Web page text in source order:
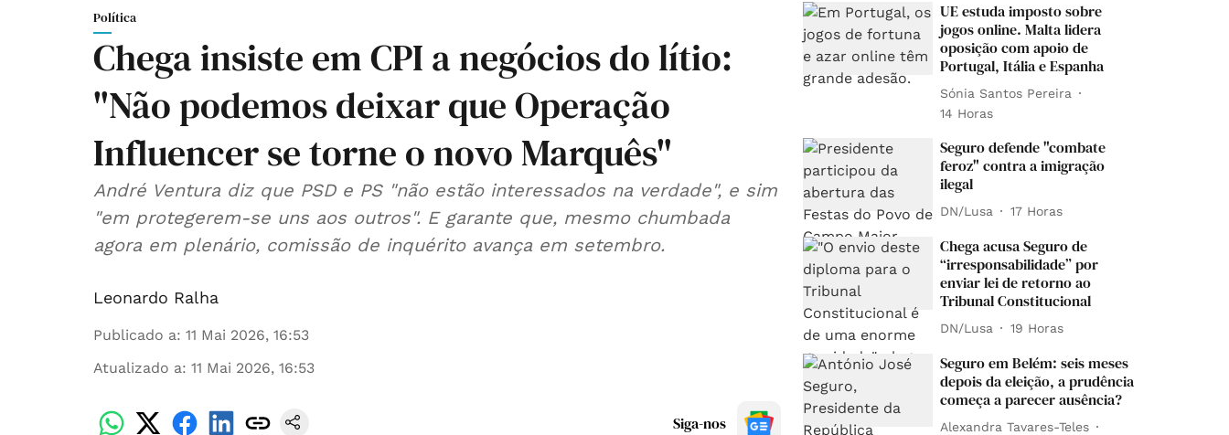
Política
Chega insiste em CPI a negócios do lítio:
"Não podemos deixar que Operação
Influencer se torne o novo Marquês"
André Ventura diz que PSD e PS "não estão interessados na verdade", e sim
"em protegerem-se uns aos outros". E garante que, mesmo chumbada
agora em plenário, comissão de inquérito avança em setembro.
Leonardo Ralha
Publicado a: 11 Mai 2026, 16:53
Atualizado a: 11 Mai 2026, 16:53
Siga-nos
UE estuda imposto sobre
jogos online. Malta lidera
oposição com apoio de
Portugal, Itália e Espanha
Sónia Santos Pereira
14 Horas
Seguro defende "combate
feroz" contra a imigração
ilegal
DN/Lusa 17 Horas
Chega acusa Seguro de
“irresponsabilidade” por
enviar lei de retorno ao
Tribunal Constitucional
DN/Lusa 19 Horas
Seguro em Belém: seis meses
depois da eleição, a prudência
começa a parecer ausência?
Alexandra Tavares-Teles